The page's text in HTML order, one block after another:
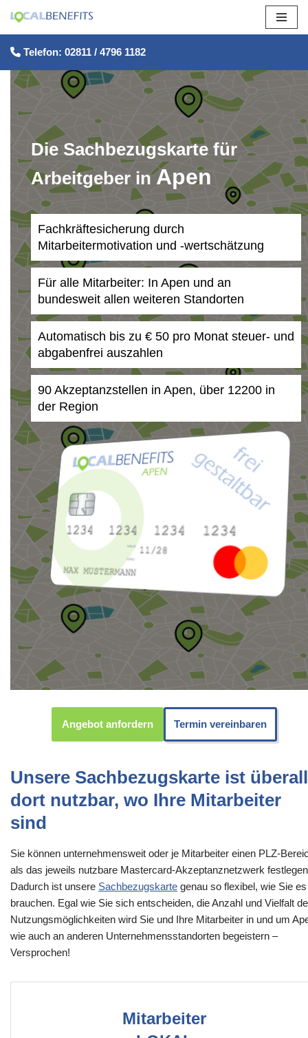
Zum
Inhalt
springen
Telefon: 02811 / 4796 1182
Die Sachbezugskarte für
Arbeitgeber inApen
Fachkräftesicherung durch
Mitarbeitermotivation und -wertschätzung
Für alle Mitarbeiter: In Apen und an
bundesweit allen weiteren Standorten
Automatisch bis zu € 50 pro Monat steuer- und
abgabenfrei auszahlen
90 Akzeptanzstellen in Apen, über 12200 in
der Region
Angebot anfordern Termin vereinbaren
Unsere Sachbezugskarte ist überall
dort nutzbar, wo Ihre Mitarbeiter
sind
Sie können unternehmensweit oder je Mitarbeiter einen PLZ-
als das jeweils nutzbare Mastercard-Akzeptanznetzwerk
Dadurch ist unsere Sachbezugskarte genau so flexibel, wie Sie es
brauchen. Egal wie Sie sich entscheiden, die Anzahl und Vielfalt
Nutzungsmöglichkeiten wird Sie und Ihre Mitarbeiter in und um
wie auch an anderen Unternehmensstandorten begeistern –
Versprochen!
Mitarbeiter